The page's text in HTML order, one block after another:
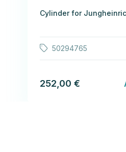
Cylinder for
50294765
252,00 €